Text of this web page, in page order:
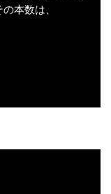
本数は、